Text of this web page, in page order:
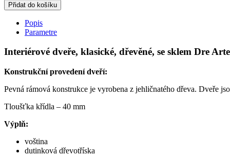
Přidat do košíku
Popis
Parametre
Interiérové dveře, klasické, dřevěné, se sklem Dre
Konstrukční provedení dveří:
Pevná rámová konstrukce je vyrobena z jehličnatého dřeva. Dveře
Tloušťka křídla – 40 mm
Výplň:
voština
dutinková dřevotříska